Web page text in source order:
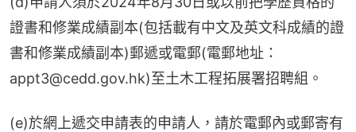
證書和修業成績副本(包括載有中文及英文科成績的證
書和修業成績副本)郵遞或電郵(電郵地址：
appt3@cedd.gov.hk)至土木工程拓展署招聘組。
(e)於網上遞交申請表的申請人，請於電郵內或郵寄有